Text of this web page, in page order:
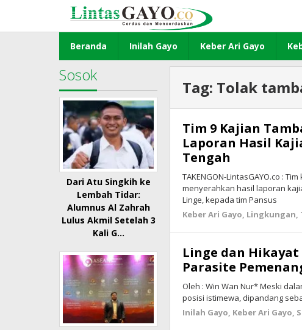
konten
Beranda Inilah Gayo Keber Ari Gayo
Sosok
Dari Atu Singkih ke
Lembah Tidar:
Alumnus Al Zahrah
Lulus Akmil Setelah 3
Kali G…
Tag: Tolak
Tim 9 Kajian
Laporan Hasil
Tengah
TAKENGON-LintasGAYO.co :
menyerahkan hasil laporan
Linge, kepada tim Pansus
Keber Ari Gayo, Lingkungan,
Linge dan
Parasite
Oleh : Win Wan Nur* Meski
posisi istimewa, dipandang
Inilah Gayo, Keber Ari Gayo,